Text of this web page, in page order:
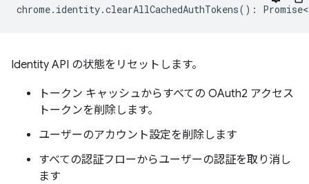
chrome. identity.clearAllCachedAuthTokens() :
Identity API の状態をリセットします。
トークン キャッシュからすべての OAuth2 アクセス
トークンを削除します。
ユーザーのアカウント設定を削除します
すべての認証フローからユーザーの認証を取り消し
ます